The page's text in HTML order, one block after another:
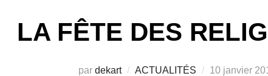
LA FÊTE DES
par dekart ACTUALITÉS 10 janvier